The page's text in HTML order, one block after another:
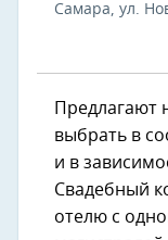
Самара, ул.
Предлагают
выбрать в
и в
Свадебный
отелю с